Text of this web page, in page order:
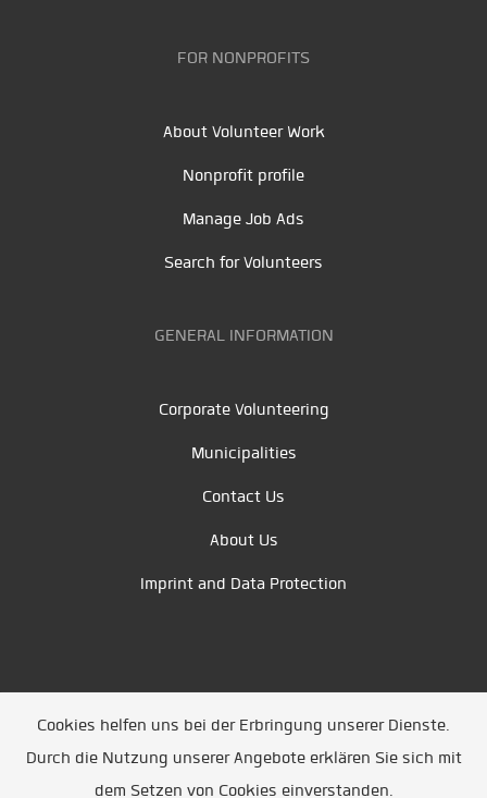
FOR NONPROFITS
About Volunteer Work
Nonprofit profile
Manage Job Ads
Search for Volunteers
GENERAL INFORMATION
Corporate Volunteering
Municipalities
Contact Us
About Us
Imprint and Data Protection
Unsere Partner/Referenzen/News/ Entwickelt
Cookies helfen uns bei der Erbringung unserer Dienste.
Durch die Nutzung unserer Angebote erklären Sie sich mit
dem Setzen von Cookies einverstanden.